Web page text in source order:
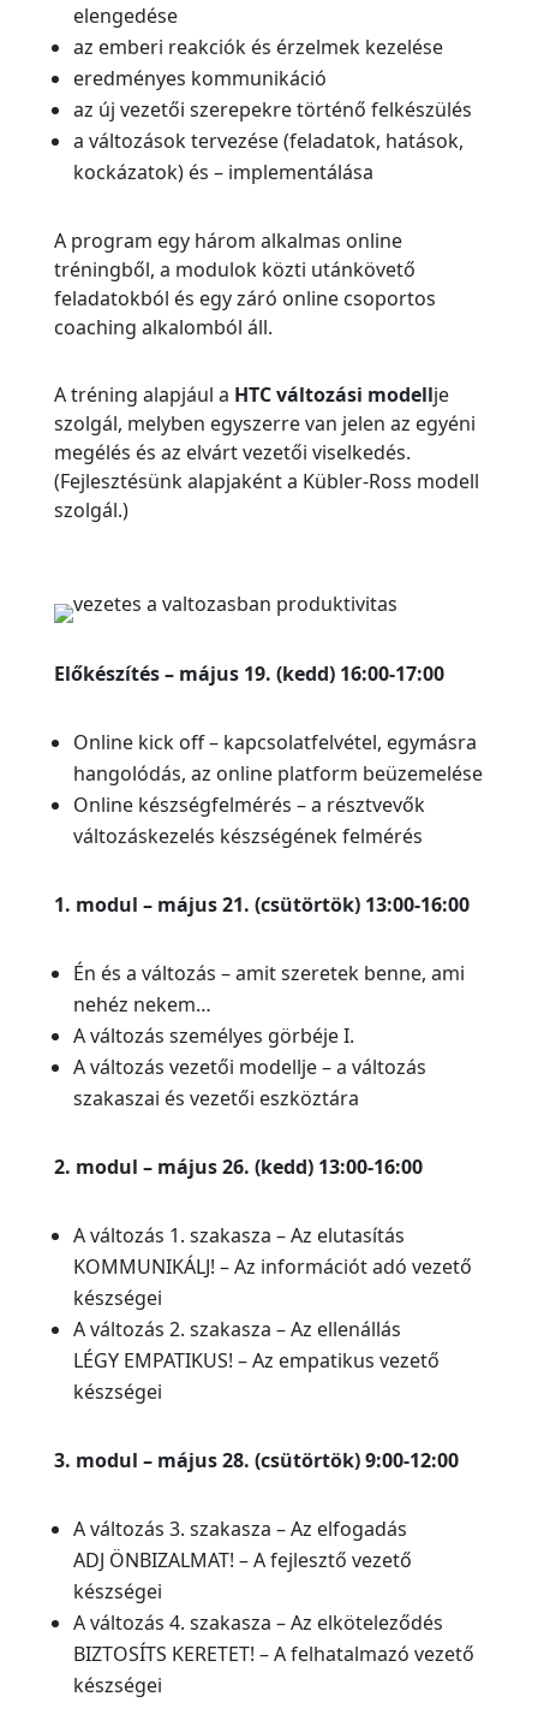
elengedése
az emberi reakciók és érzelmek kezelése
eredményes kommunikáció
az új vezetői szerepekre történő felkészülés
a változások tervezése (feladatok, hatások,
kockázatok) és – implementálása
A program egy három alkalmas online
tréningből, a modulok közti utánkövető
feladatokból és egy záró online csoportos
coaching alkalomból áll.
A tréning alapjául a HTC változási modellje
szolgál, melyben egyszerre van jelen az egyéni
megélés és az elvárt vezetői viselkedés.
(Fejlesztésünk alapjaként a Kübler-Ross modell
szolgál.)
Előkészítés – május 19. (kedd) 16:00-17:00
Online kick off – kapcsolatfelvétel, egymásra
hangolódás, az online platform beüzemelése
Online készségfelmérés – a résztvevők
változáskezelés készségének felmérés
1. modul – május 21. (csütörtök) 13:00-16:00
Én és a változás – amit szeretek benne, ami
nehéz nekem…
A változás személyes görbéje I.
A változás vezetői modellje – a változás
szakaszai és vezetői eszköztára
2. modul – május 26. (kedd) 13:00-16:00
A változás 1. szakasza – Az elutasítás
KOMMUNIKÁLJ! – Az információt adó vezető
készségei
A változás 2. szakasza – Az ellenállás
LÉGY EMPATIKUS! – Az empatikus vezető
készségei
3. modul – május 28. (csütörtök) 9:00-12:00
A változás 3. szakasza – Az elfogadás
ADJ ÖNBIZALMAT! – A fejlesztő vezető
készségei
A változás 4. szakasza – Az elköteleződés
BIZTOSÍTS KERETET! – A felhatalmazó vezető
készségei